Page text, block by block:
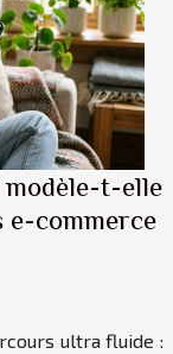
modèle-t-elle
e-commerce
ultra fluide :